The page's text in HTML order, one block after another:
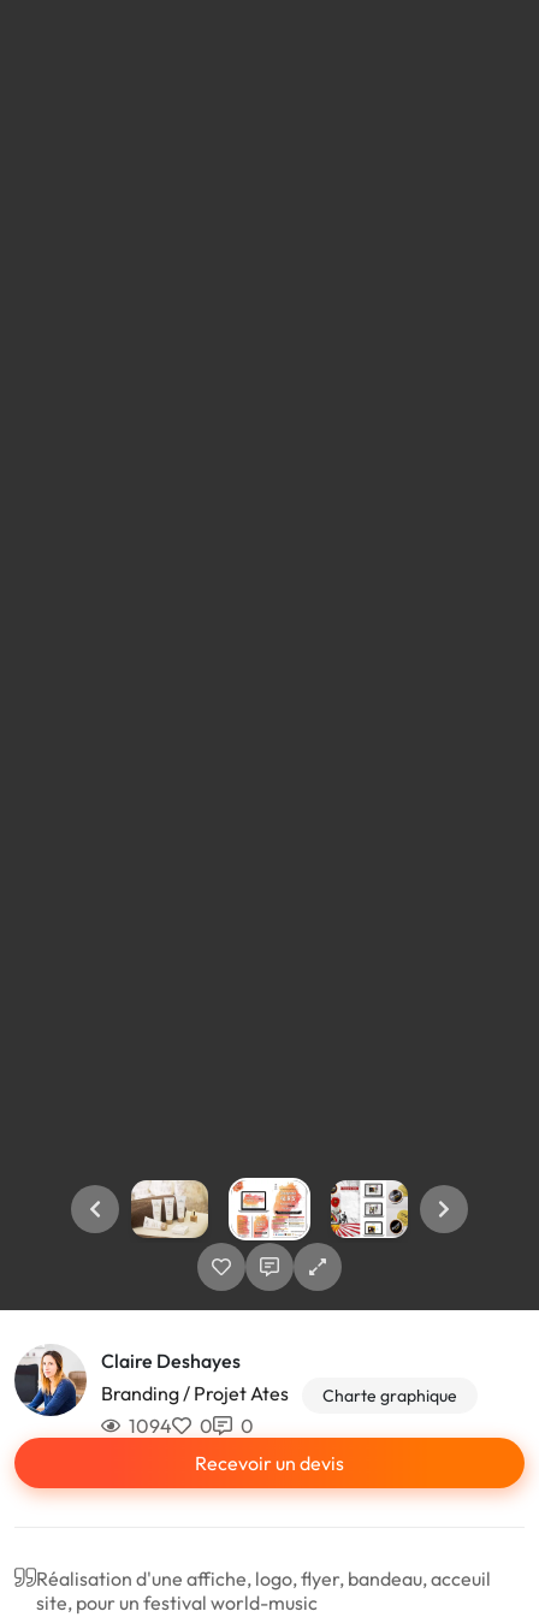
Claire Deshayes
Branding / Projet Ates
Charte graphique
1094 0
0
Recevoir un devis
Réalisation d'une affiche, logo, flyer, bandeau, acceuil
site, pour un festival world-music